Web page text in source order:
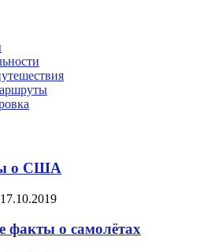
о США
17.10.2019
факты о самолётах